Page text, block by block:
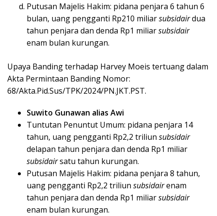
Putusan Majelis Hakim: pidana penjara 6 tahun 6
bulan, uang pengganti Rp210 miliarsubsidairdua
tahun penjara dan denda Rp1 miliarsubsidair
enam bulan kurungan.
Upaya Banding terhadap Harvey Moeis tertuang dalam
Akta Permintaan Banding Nomor:
68/Akta.Pid.Sus/TPK/2024/PN.JKT.PST.
Suwito Gunawan alias Awi
Tuntutan Penuntut Umum: pidana penjara 14
tahun, uang pengganti Rp2,2 triliun subsidair
delapan tahun penjara dan denda Rp1 miliar
subsidairsatu tahun kurungan.
Putusan Majelis Hakim: pidana penjara 8 tahun,
uang pengganti Rp2,2 triliun subsidairenam
tahun penjara dan denda Rp1 miliarsubsidair
enam bulan kurungan.